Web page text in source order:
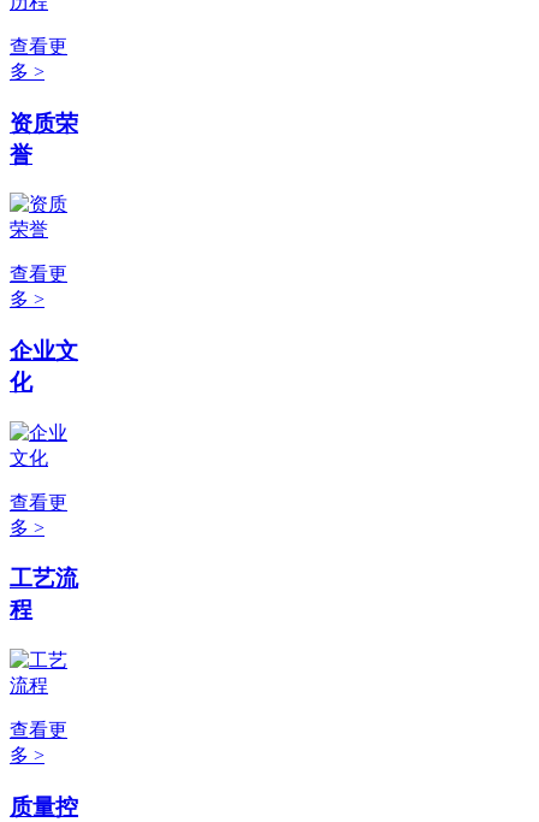
查看更
多 >
资质荣
誉
查看更
多 >
企业文
化
查看更
多 >
工艺流
程
查看更
多 >
质量控